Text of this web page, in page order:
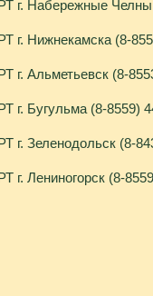
г. Набережные
г. Нижнекамска (8-
г. Альметьевск (8-
г. Бугульма (8-8559)
г. Зеленодольск (8-
Лениногорск (8-